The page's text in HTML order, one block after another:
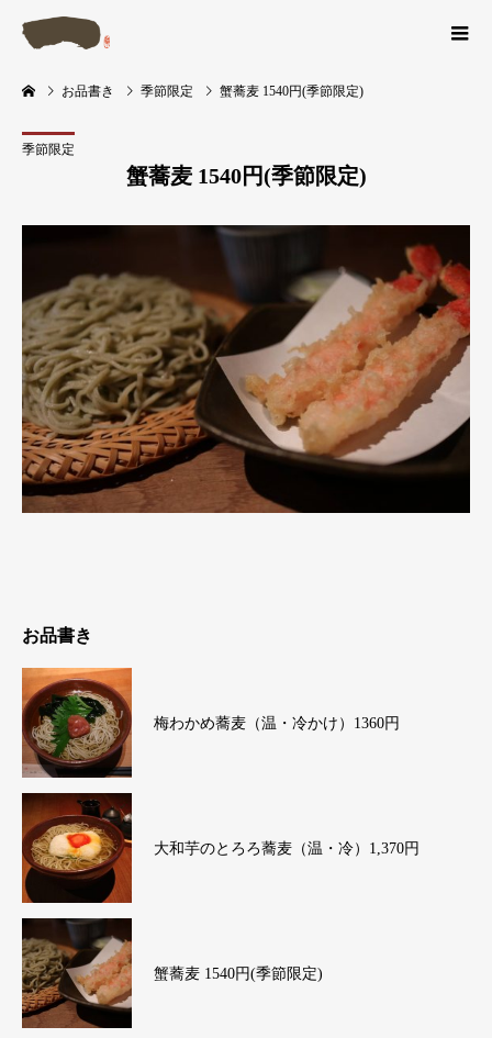
お品書き 季節限定 蟹蕎麦 1540円(季節限定)
季節限定
蟹蕎麦 1540円(季節限定)
お品書き
梅わかめ蕎麦（温・冷かけ）1360円
大和芋のとろろ蕎麦（温・冷）1,370円
蟹蕎麦 1540円(季節限定)